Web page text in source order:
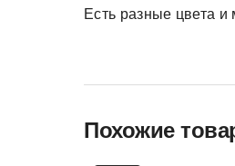
Есть разные цвета
Похожие